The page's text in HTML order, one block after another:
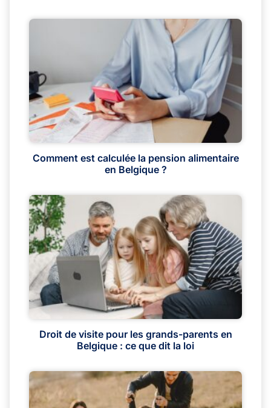
Comment est calculée la pension alimentaire
en Belgique ?
Droit de visite pour les grands-parents en
Belgique : ce que dit la loi